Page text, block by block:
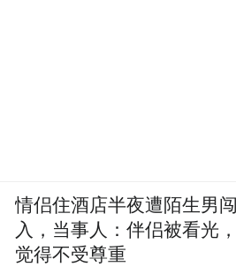
情侣住酒店半夜遭陌生男闯
入，当事人：伴侣被看光，
觉得不受尊重